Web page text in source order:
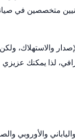
متخصصين في
والاستهلاك،
لذا يمكنك عزيزي
والأوروبي